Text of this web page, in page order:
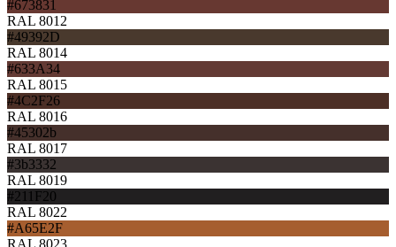
#673831
RAL 8012
#49392D
RAL 8014
#633A34
RAL 8015
#4C2F26
RAL 8016
#45302b
RAL 8017
#3b3332
RAL 8019
#211F20
RAL 8022
#A65E2F
RAL 8023